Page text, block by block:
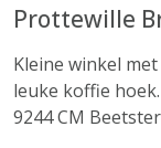
Prottewille
Kleine winkel
leuke koffie
9244 CM